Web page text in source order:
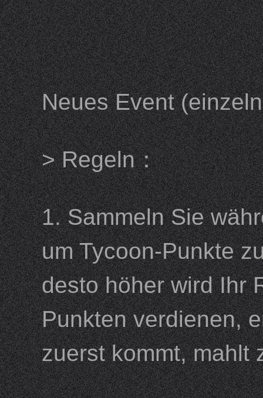
Neues Event
> Regeln：
1. Sammeln Sie
um Tycoon-Punkte
desto höher wird Ihr
Punkten verdienen,
zuerst kommt,